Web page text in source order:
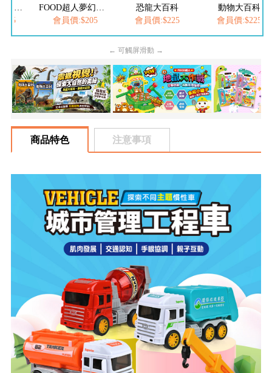
會員價:$205
恐龍大百科
會員價:$225
動物大百科
會員價:$225
← 可觸屏滑動 →
商品特色 注意事項